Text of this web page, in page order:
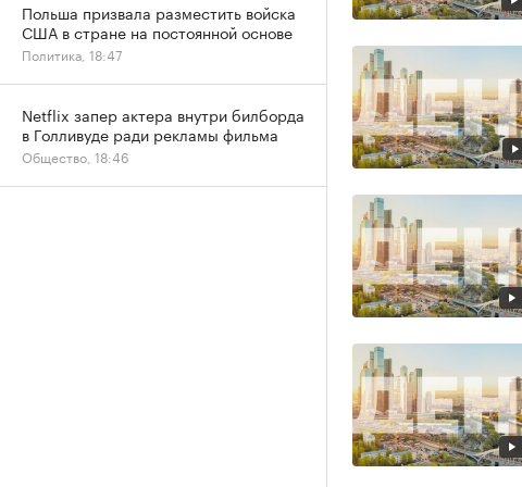
Польша призвала разместить войска
США в стране на постоянной основе
Политика, 18:47
Netflix запер актера внутри билборда
в Голливуде ради рекламы фильма
Общество, 18:46